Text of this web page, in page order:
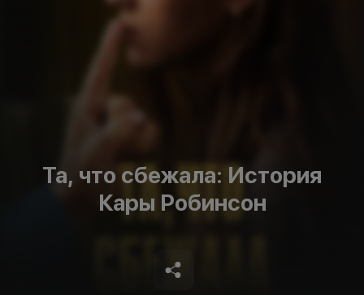
Та, что сбежала: История
Кары Робинсон